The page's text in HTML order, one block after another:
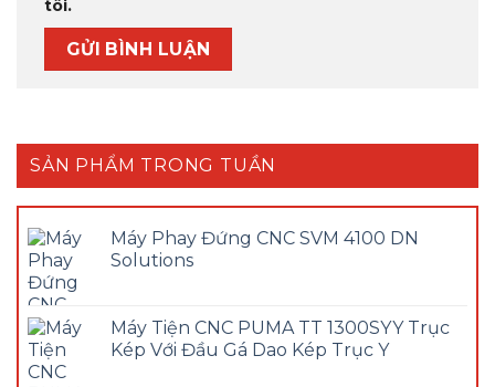
tôi.
SẢN PHẨM TRONG TUẦN
Máy Phay Đứng CNC SVM 4100 DN
Solutions
Máy Tiện CNC PUMA TT 1300SYY Trục
Kép Với Đầu Gá Dao Kép Trục Y